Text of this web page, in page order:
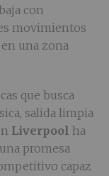
con
movimientos
una zona
que busca
salida limpia
Liverpool ha
promesa
capaz